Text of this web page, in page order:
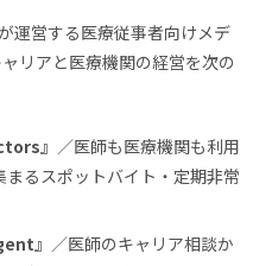
運営する医療従事者向けメデ
リアと医療機関の経営を次の
』 ／医師も医療機関も利用
るスポットバイト・定期非常
』 ／医師のキャリア相談か